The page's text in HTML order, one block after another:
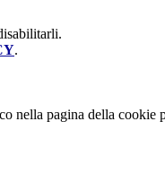
.
nella pagina della cookie